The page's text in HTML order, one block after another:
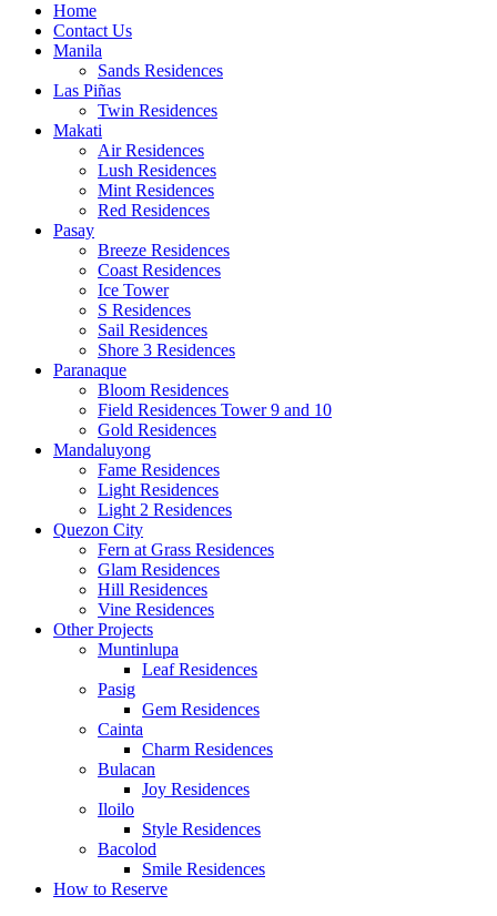
Home
Contact Us
Manila
Sands Residences
Las Piñas
Twin Residences
Makati
Air Residences
Lush Residences
Mint Residences
Red Residences
Pasay
Breeze Residences
Coast Residences
Ice Tower
S Residences
Sail Residences
Shore 3 Residences
Paranaque
Bloom Residences
Field Residences Tower 9 and 10
Gold Residences
Mandaluyong
Fame Residences
Light Residences
Light 2 Residences
Quezon City
Fern at Grass Residences
Glam Residences
Hill Residences
Vine Residences
Other Projects
Muntinlupa
Leaf Residences
Pasig
Gem Residences
Cainta
Charm Residences
Bulacan
Joy Residences
Iloilo
Style Residences
Bacolod
Smile Residences
How to Reserve